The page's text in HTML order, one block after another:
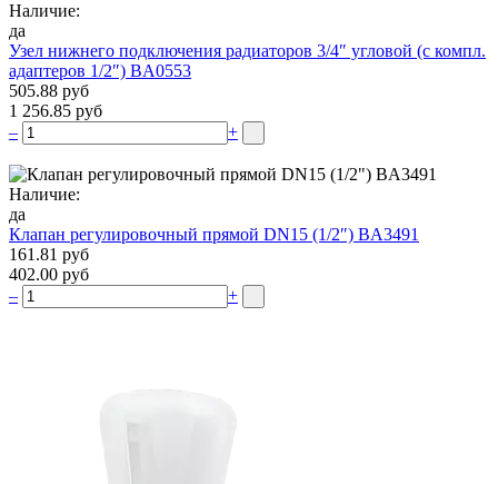
Наличие:
да
Узел нижнего подключения радиаторов 3/4″ угловой (c компл.
адаптеров 1/2″) BA0553
505.88 руб
1 256.85 руб
–
+
Наличие:
да
Клапан регулировочный прямой DN15 (1/2″) BA3491
161.81 руб
402.00 руб
–
+